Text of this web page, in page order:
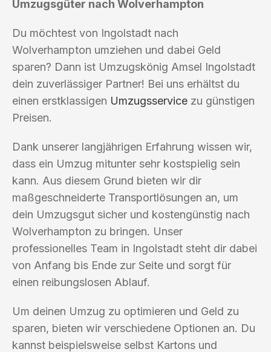
Umzugsgüter nach Wolverhampton
Du möchtest von Ingolstadt nach
Wolverhampton umziehen und dabei Geld
sparen? Dann ist Umzugskönig Amsel Ingolstadt
dein zuverlässiger Partner! Bei uns erhältst du
einen erstklassigen Umzugsservice zu günstigen
Preisen.
Dank unserer langjährigen Erfahrung wissen wir,
dass ein Umzug mitunter sehr kostspielig sein
kann. Aus diesem Grund bieten wir dir
maßgeschneiderte Transportlösungen an, um
dein Umzugsgut sicher und kostengünstig nach
Wolverhampton zu bringen. Unser
professionelles Team in Ingolstadt steht dir dabei
von Anfang bis Ende zur Seite und sorgt für
einen reibungslosen Ablauf.
Um deinen Umzug zu optimieren und Geld zu
sparen, bieten wir verschiedene Optionen an. Du
kannst beispielsweise selbst Kartons und